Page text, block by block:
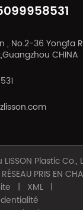
, No.2-36 Yongfa
CHINA
Plastic Co.,
PRIS EN
| XML |